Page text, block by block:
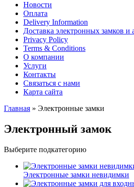
Новости
Оплата
Delivery Information
Доставка электронных замков и
Privacy Policy
Terms & Conditions
О компании
Услуги
Контакты
Связаться с нами
Карта сайта
Главная » Электронные замки
Электронный замок
Выберите подкатегорию
Электронные замки невидимки